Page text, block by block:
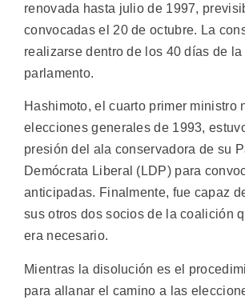
renovada hasta julio de 1997,
convocadas el 20 de octubre. La
realizarse dentro de los 40 días de la
parlamento.
Hashimoto, el cuarto primer ministro
elecciones generales de 1993,
presión del ala conservadora de su
Demócrata Liberal (LDP) para
anticipadas. Finalmente, fue capaz
sus otros dos socios de la coalición
era necesario.
Mientras la disolución es el
para allanar el camino a las